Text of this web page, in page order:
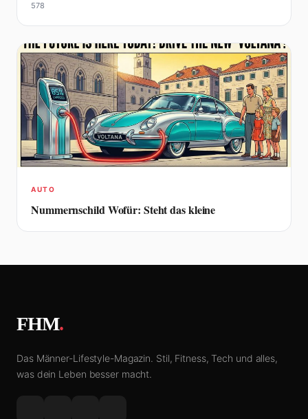
578
AUTO
Nummernschild Wofür: Steht das kleine
FHM.
Das Männer-Lifestyle-Magazin. Stil, Fitness, Tech und alles,
was dein Leben besser macht.